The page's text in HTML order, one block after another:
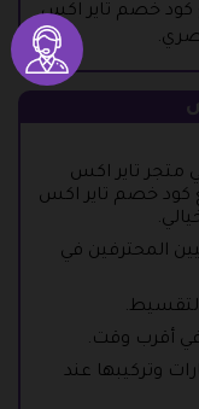
خصم تاير اكس
متجر تاير اكس
مع كود خصم تاير اكس
المحترفين في
في أقرب وقت.
وتركيبها عند